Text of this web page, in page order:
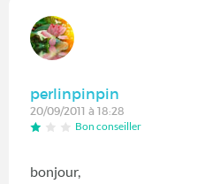
perlinpinpin
20/09/2011 à 18:28
Bon conseiller
bonjour,